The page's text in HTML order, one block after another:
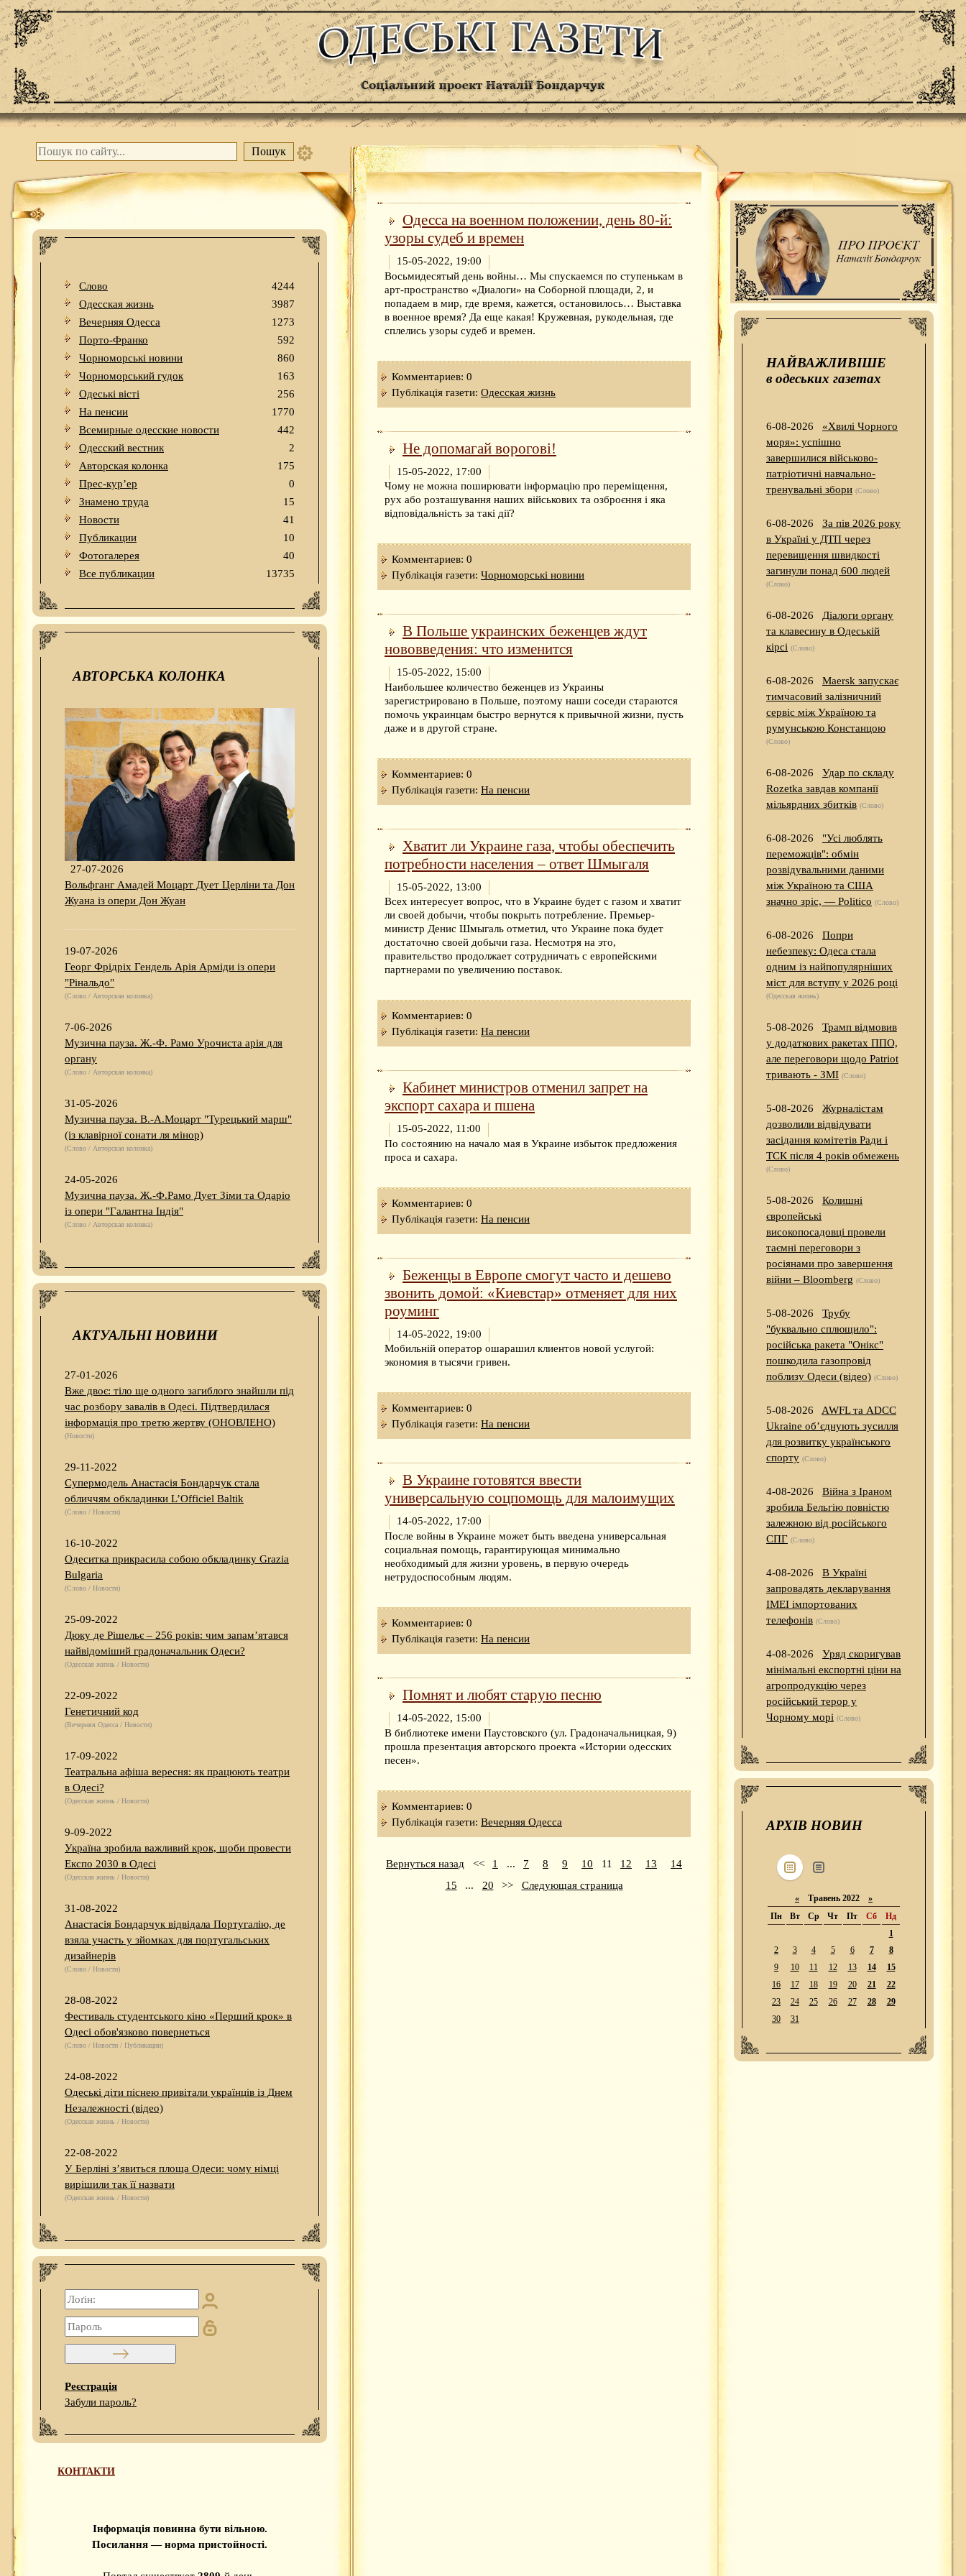
Слово
4244
Одесская жизнь
3987
Вечерняя Одесса
1273
Порто-Франко
592
Чорноморські новини
860
Чорноморський гудок
163
Одеськi вiстi
256
На пенсии
1770
Всемирные одесские новости
442
Одесский вестник
2
Авторская колонка
175
Прес-кур’ер
0
Знамено труда
15
Новости
41
Публикации
10
Фотогалерея
40
Все публикации
13735
АВТОРСЬКА КОЛОНКА
27-07-2026
Вольфганг Амадей Моцарт Дует Церліни та Дон
Жуана із опери Дон Жуан
19-07-2026
Георг Фрідріх Гендель Арія Арміди із опери
"Рінальдо"
(Слово / Авторская колонка)
7-06-2026
Музична пауза. Ж.-Ф. Рамо Урочиста арія для
органу
(Слово / Авторская колонка)
31-05-2026
Музична пауза. В.-А.Моцарт "Турецький марш"
(із клавірної сонати ля мінор)
(Слово / Авторская колонка)
24-05-2026
Музична пауза. Ж.-Ф.Рамо Дует Зіми та Одаріо
із опери "Галантна Індія"
(Слово / Авторская колонка)
АКТУАЛЬНІ НОВИНИ
27-01-2026
Вже двоє: тіло ще одного загиблого знайшли під
час розбору завалів в Одесі. Підтвердилася
інформація про третю жертву (ОНОВЛЕНО)
(Новости)
29-11-2022
Супермодель Анастасія Бондарчук стала
обличчям обкладинки L’Officiel Baltik
(Слово / Новости)
16-10-2022
Одеситка прикрасила собою обкладинку Grazia
Bulgaria
(Слово / Новости)
25-09-2022
Дюку де Рішельє – 256 років: чим запам’ятався
найвідоміший градоначальник Одеси?
(Одесская жизнь / Новости)
22-09-2022
Генетичний код
(Вечерняя Одесса / Новости)
17-09-2022
Театральна афіша вересня: як працюють театри
в Одесі?
(Одесская жизнь / Новости)
9-09-2022
Україна зробила важливий крок, щоби провести
Експо 2030 в Одесі
(Одесская жизнь / Новости)
31-08-2022
Анастасія Бондарчук відвідала Португалію, де
взяла участь у зйомках для португальських
дизайнерів
(Слово / Новости)
28-08-2022
Фестиваль студентського кіно «Перший крок» в
Одесі обов'язково повернеться
(Слово / Новости / Публикации)
24-08-2022
Одеські діти піснею привітали українців із Днем
Незалежності (відео)
(Одесская жизнь / Новости)
22-08-2022
У Берліні з’явиться площа Одеси: чому німці
вирішили так її назвати
(Одесская жизнь / Новости)
Реєстрація
Забули пароль?
КОНТАКТИ
Інформація повинна бути вільною.
Посилання — норма пристойності.
Одесса на военном положении, день 80-й:
узоры судеб и времен
15-05-2022, 19:00
Восьмидесятый день войны… Мы спускаемся по ступенькам в
арт-пространство «Диалоги» на Соборной площади, 2, и
попадаем в мир, где время, кажется, остановилось… Выставка
в военное время? Да еще какая! Кружевная, рукодельная, где
сплелись узоры судеб и времен.
Комментариев: 0
Публікація газети: Одесская жизнь
Не допомагай ворогові!
15-05-2022, 17:00
Чому не можна поширювати інформацію про переміщення,
рух або розташування наших військових та озброєння і яка
відповідальність за такі дії?
Комментариев: 0
Публікація газети: Чорноморські новини
В Польше украинских беженцев ждут
нововведения: что изменится
15-05-2022, 15:00
Наибольшее количество беженцев из Украины
зарегистрировано в Польше, поэтому наши соседи стараются
помочь украинцам быстро вернутся к привычной жизни, пусть
даже и в другой стране.
Комментариев: 0
Публікація газети: На пенсии
Хватит ли Украине газа, чтобы обеспечить
потребности населения – ответ Шмыгаля
15-05-2022, 13:00
Всех интересует вопрос, что в Украине будет с газом и хватит
ли своей добычи, чтобы покрыть потребление. Премьер-
министр Денис Шмыгаль отметил, что Украине пока будет
достаточно своей добычи газа. Несмотря на это,
правительство продолжает сотрудничать с европейскими
партнерами по увеличению поставок.
Комментариев: 0
Публікація газети: На пенсии
Кабинет министров отменил запрет на
экспорт сахара и пшена
15-05-2022, 11:00
По состоянию на начало мая в Украине избыток предложения
проса и сахара.
Комментариев: 0
Публікація газети: На пенсии
Беженцы в Европе смогут часто и дешево
звонить домой: «Киевстар» отменяет для них
роуминг
14-05-2022, 19:00
Мобильній оператор ошарашил клиентов новой услугой:
экономия в тысячи гривен.
Комментариев: 0
Публікація газети: На пенсии
В Украине готовятся ввести
универсальную соцпомощь для малоимущих
14-05-2022, 17:00
После войны в Украине может быть введена универсальная
социальная помощь, гарантирующая минимально
необходимый для жизни уровень, в первую очередь
нетрудоспособным людям.
Комментариев: 0
Публікація газети: На пенсии
Помнят и любят старую песню
14-05-2022, 15:00
В библиотеке имени Паустовского (ул. Градоначальницкая, 9)
прошла презентация авторского проекта «Истории одесских
песен».
Комментариев: 0
Публікація газети: Вечерняя Одесса
Вернуться назад << 1 ... 7 8 9 10 11 12 13
14
15
... 20 >> Следующая страница
НАЙВАЖЛИВІШЕ
в одеських газетах
6-08-2026
«Хвилі Чорного
моря»: успішно
завершилися військово-
патріотичні навчально-
тренувальні збори (Слово)
6-08-2026
За пів 2026 року
в Україні у ДТП через
перевищення швидкості
загинули понад 600 людей
(Слово)
6-08-2026
Діалоги органу
та клавесину в Одеській
кірсі (Слово)
6-08-2026
Maersk запускає
тимчасовий залізничний
сервіс між Україною та
румунською Констанцою
(Слово)
6-08-2026
Удар по складу
Rozetka завдав компанії
мільярдних збитків (Слово)
6-08-2026
"Усі люблять
переможців": обмін
розвідувальними даними
між Україною та США
значно зріс, — Politico (Слово)
6-08-2026
Попри
небезпеку: Одеса стала
одним із найпопулярніших
міст для вступу у 2026 році
(Одесская жизнь)
5-08-2026
Трамп відмовив
у додаткових ракетах ППО,
але переговори щодо Patriot
тривають - ЗМІ (Слово)
5-08-2026
Журналістам
дозволили відвідувати
засідання комітетів Ради і
ТСК після 4 років обмежень
(Слово)
5-08-2026
Колишні
європейські
високопосадовці провели
таємні переговори з
росіянами про завершення
війни – Bloomberg (Слово)
5-08-2026
Трубу
"буквально сплющило":
російська ракета "Онікс"
пошкодила газопровід
поблизу Одеси (відео) (Слово)
5-08-2026
AWFL та ADCC
Ukraine об’єднують зусилля
для розвитку українського
спорту (Слово)
4-08-2026
Війна з Іраном
зробила Бельгію повністю
залежною від російського
СПГ (Слово)
4-08-2026
В Україні
запровадять декларування
IMEI імпортованих
телефонів (Слово)
4-08-2026
Уряд скоригував
мінімальні експортні ціни на
агропродукцію через
російський терор у
Чорному морі (Слово)
АРХІВ НОВИН
« Травень 2022 »
Пн
Вт Ср Чт Пт Сб
Нд
1
2
3 4 5 6 7
8
9
10 11 12 13 14
15
16
17 18 19 20 21
22
23
24 25 26 27 28
29
30
31